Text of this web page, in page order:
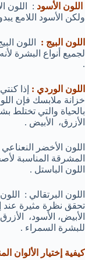
اللون الأسود : اللون
ولكن الأسود اللامع
اللون البيج :
اللون
لجميع أنواع البشرة
.
اللون الوردي : إذا
خزانة ملابسك فإن
بالحياة والتي تختلط
الأزرق، الأبيض .
اللون الأخضر
المشرقة المناسبة
اللون الباستل .
اللون البرتقالي :
تحقق نظرة مثيرة عند
الأبيض، الأسود،
للبشرة السمراء .
كيفية إختيار الألوان